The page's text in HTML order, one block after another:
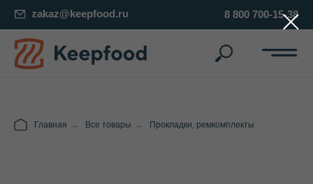
zakaz@keepfood.ru
Главная → Все товары → Прокладки, ремкомплекты